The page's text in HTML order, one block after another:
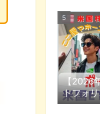
【2026
トフォ
投資信